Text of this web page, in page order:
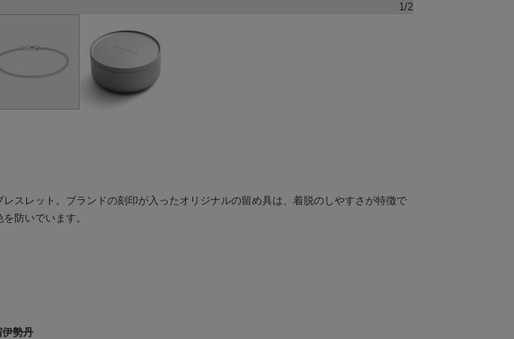
1/2
スレット。ブランドの刻印が入ったオリジナルの留め具は、着脱のしやすさが特徴で
防いでいます。
勢丹